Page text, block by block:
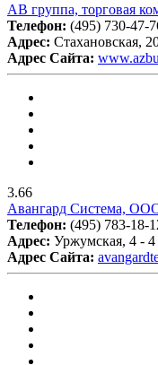
АВ группа, торговая
Телефон: (495) 730-47-
Адрес: Стахановская,
Адрес Сайта:
3.66
Авангард Система,
Телефон: (495) 783-18-
Адрес: Уржумская, 4 - 4
Адрес Сайта: